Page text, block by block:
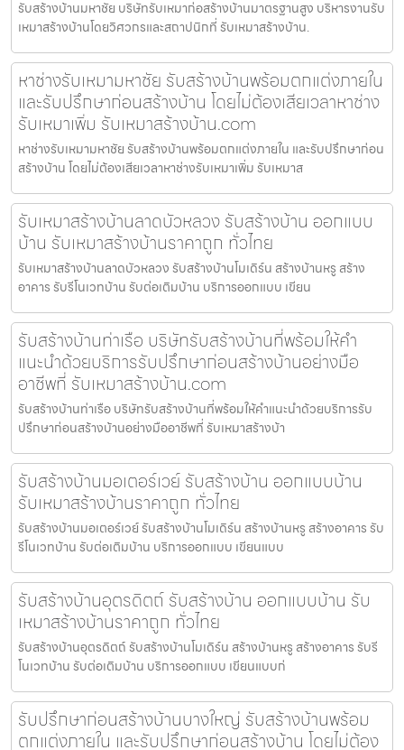
รับสร้างบ้านมหาชัย บริษัทรับเหมาก่อสร้างบ้านมาตรฐานสูง บริหารงานรับ
เหมาสร้างบ้านโดยวิศวกรและสถาปนิกที่ รับเหมาสร้างบ้าน.
หาช่างรับเหมามหาชัย รับสร้างบ้านพร้อมตกแต่งภายใน
และรับปรึกษาก่อนสร้างบ้าน โดยไม่ต้องเสียเวลาหาช่าง
รับเหมาเพิ่ม รับเหมาสร้างบ้าน.com
หาช่างรับเหมามหาชัย รับสร้างบ้านพร้อมตกแต่งภายใน และรับปรึกษาก่อน
สร้างบ้าน โดยไม่ต้องเสียเวลาหาช่างรับเหมาเพิ่ม รับเหมาส
รับเหมาสร้างบ้านลาดบัวหลวง รับสร้างบ้าน ออกแบบ
บ้าน รับเหมาสร้างบ้านราคาถูก ทั่วไทย
รับเหมาสร้างบ้านลาดบัวหลวง รับสร้างบ้านโมเดิร์น สร้างบ้านหรู สร้าง
อาคาร รับรีโนเวทบ้าน รับต่อเติมบ้าน บริการออกแบบ เขียน
รับสร้างบ้านท่าเรือ บริษัทรับสร้างบ้านที่พร้อมให้คำ
แนะนำด้วยบริการรับปรึกษาก่อนสร้างบ้านอย่างมือ
อาชีพที่ รับเหมาสร้างบ้าน.com
รับสร้างบ้านท่าเรือ บริษัทรับสร้างบ้านที่พร้อมให้คำแนะนำด้วยบริการรับ
ปรึกษาก่อนสร้างบ้านอย่างมืออาชีพที่ รับเหมาสร้างบ้า
รับสร้างบ้านมอเตอร์เวย์ รับสร้างบ้าน ออกแบบบ้าน
รับเหมาสร้างบ้านราคาถูก ทั่วไทย
รับสร้างบ้านมอเตอร์เวย์ รับสร้างบ้านโมเดิร์น สร้างบ้านหรู สร้างอาคาร รับ
รีโนเวทบ้าน รับต่อเติมบ้าน บริการออกแบบ เขียนแบบ
รับสร้างบ้านอุตรดิตถ์ รับสร้างบ้าน ออกแบบบ้าน รับ
เหมาสร้างบ้านราคาถูก ทั่วไทย
รับสร้างบ้านอุตรดิตถ์ รับสร้างบ้านโมเดิร์น สร้างบ้านหรู สร้างอาคาร รับรี
โนเวทบ้าน รับต่อเติมบ้าน บริการออกแบบ เขียนแบบก่
รับปรึกษาก่อนสร้างบ้านบางใหญ่ รับสร้างบ้านพร้อม
ตกแต่งภายใน และรับปรึกษาก่อนสร้างบ้าน โดยไม่ต้อง